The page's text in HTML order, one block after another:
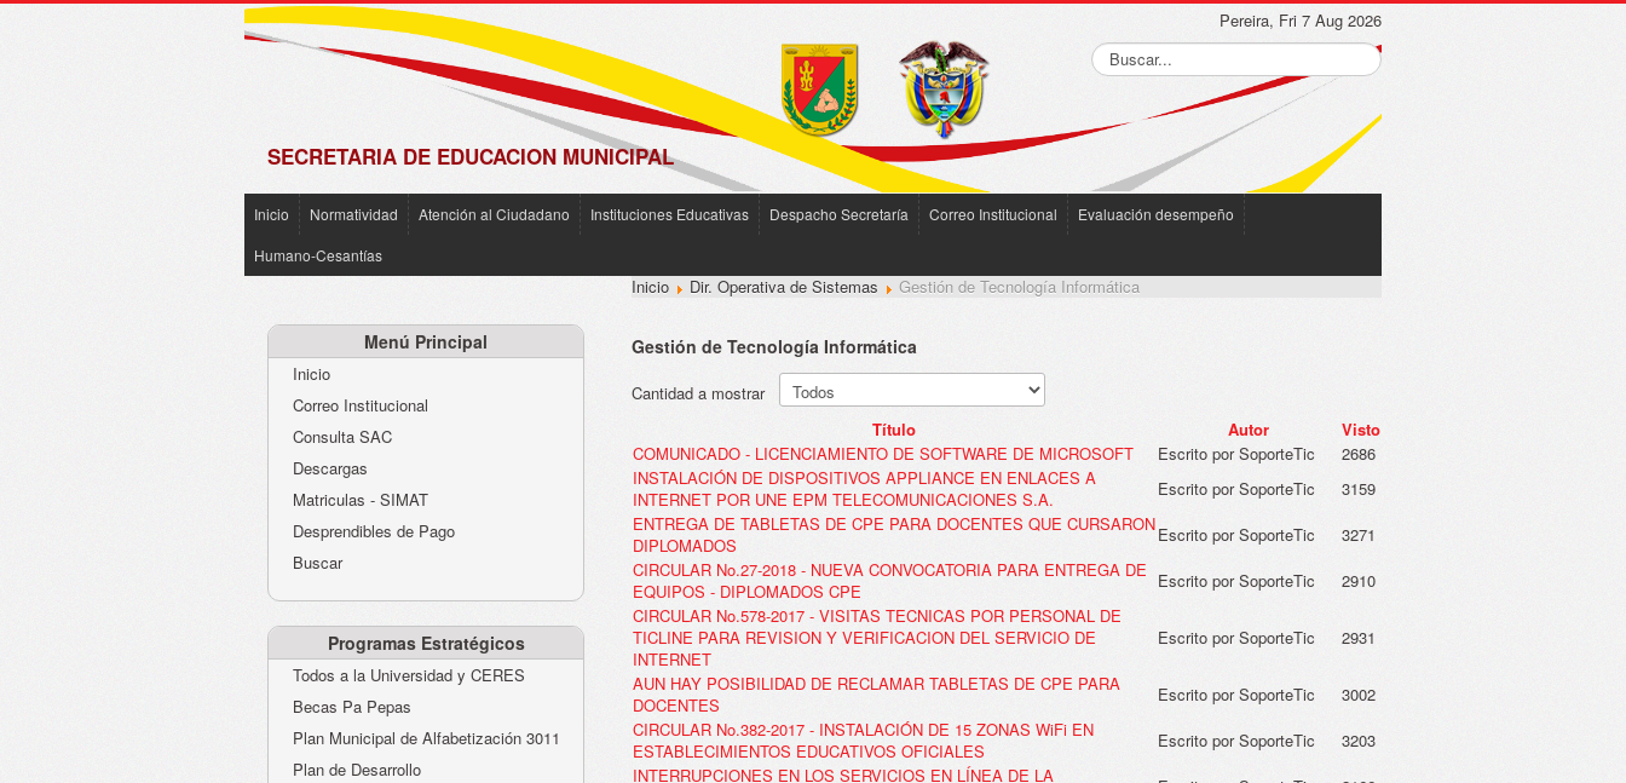
SECRETARIA DE EDUCACION MUNICIPAL
Pereira, Fri 7 Aug 2026
Inicio Normatividad Atención al Ciudadano Instituciones Educativas Despacho Secretaría Correo Institucional
Evaluación desempeño
Humano-Cesantías
Menú Principal
Inicio
Correo Institucional
Consulta SAC
Descargas
Matriculas - SIMAT
Desprendibles de Pago
Buscar
Programas Estratégicos
Todos a la Universidad y CERES
Becas Pa Pepas
Plan Municipal de Alfabetización 3011
Plan de Desarrollo
de
Inicio Dir. Operativa de Sistemas Gestión de Tecnología Informática
Gestión de Tecnología Informática
Cantidad a mostrar
Título
Autor
Visto
COMUNICADO - LICENCIAMIENTO DE SOFTWARE DE MICROSOFT
Escrito por SoporteTic
2686
INSTALACIÓN DE DISPOSITIVOS APPLIANCE EN ENLACES A
INTERNET POR UNE EPM TELECOMUNICACIONES S.A.
Escrito por SoporteTic
3159
ENTREGA DE TABLETAS DE CPE PARA DOCENTES QUE CURSARON
DIPLOMADOS
Escrito por SoporteTic
3271
CIRCULAR No.27-2018 - NUEVA CONVOCATORIA PARA ENTREGA DE
EQUIPOS - DIPLOMADOS CPE
Escrito por SoporteTic
2910
CIRCULAR No.578-2017 - VISITAS TECNICAS POR PERSONAL DE
TICLINE PARA REVISION Y VERIFICACION DEL SERVICIO DE
INTERNET
Escrito por SoporteTic
2931
AUN HAY POSIBILIDAD DE RECLAMAR TABLETAS DE CPE PARA
DOCENTES
Escrito por SoporteTic
3002
CIRCULAR No.382-2017 - INSTALACIÓN DE 15 ZONAS WiFi EN
ESTABLECIMIENTOS EDUCATIVOS OFICIALES
Escrito por SoporteTic
3203
INTERRUPCIONES EN LOS SERVICIOS EN LÍNEA DE LA